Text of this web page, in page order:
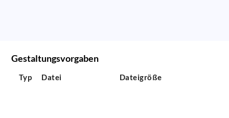
Gestaltungsvorgaben
Typ Datei Dateigröße